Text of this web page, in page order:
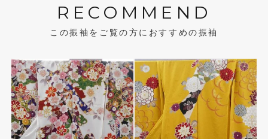
RECOMMEND
この振袖をご覧の方におすすめの振袖